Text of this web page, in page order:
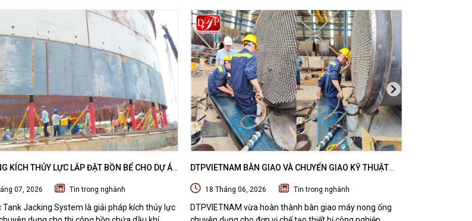
KÍCH THỦY LỰC LẮP ĐẶT BỒN BỂ CHO DỰ ÁN
07, 2026 Tin trong nghành
Tank Jacking System là giải pháp kích thủy lực
DTPVIETNAM BÀN GIAO VÀ CHUYỂN GIAO KỸ THUẬT
BỊ CÔNG NGHIỆP
18 Tháng 06, 2026 Tin trong nghành
DTPVIETNAM vừa hoàn thành bàn giao máy nong ống